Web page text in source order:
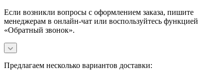
Если возникли вопросы с оформлением заказа, пишите
менеджерам в онлайн-чат или воспользуйтесь функцией
«Обратный звонок».
Предлагаем несколько вариантов доставки: